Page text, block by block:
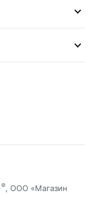
®, ООО «Магазин